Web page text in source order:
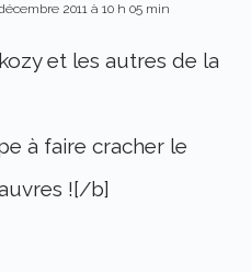
2011 à 10 h 05 min
et les autres de la
à faire cracher le
![/b]